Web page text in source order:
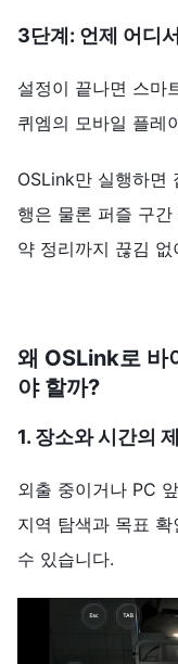
3단계: 언제 어디
설정이 끝나면 스마
퀴엠의 모바일 플레
OSLink만 실행하면
행은 물론 퍼즐 구
약 정리까지 끊김
왜 OSLink로 바
야 할까?
1. 장소와 시간의
외출 중이거나 PC
지역 탐색과 목표
수 있습니다.